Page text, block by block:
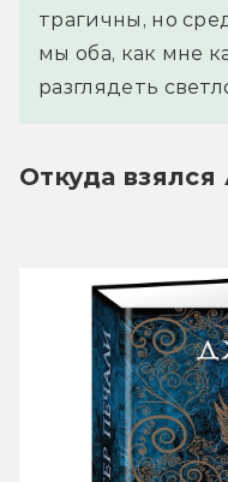
трагичны, но
мы оба, как мне
разглядеть
Откуда взялся